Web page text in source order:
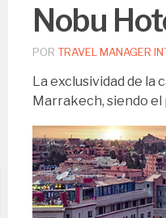
Nobu
POR TRAVEL MANAGER
La exclusividad de la
Marrakech, siendo